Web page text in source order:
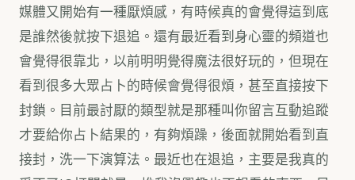
媒體又開始有一種厭煩感，有時候真的會覺得這到底
是誰然後就按下退追。還有最近看到身心靈的頻道也
會覺得很靠北，以前明明覺得魔法很好玩的，但現在
看到很多大眾占卜的時候會覺得很煩，甚至直接按下
封鎖。目前最討厭的類型就是那種叫你留言互動追蹤
才要給你占卜結果的，有夠煩躁，後面就開始看到直
接封，洗一下演算法。最近也在退追，主要是我真的